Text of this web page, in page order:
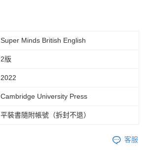
Super Minds British English
2版
2022
Cambridge University Press
平裝書隨附帳號（拆封不退）
客服